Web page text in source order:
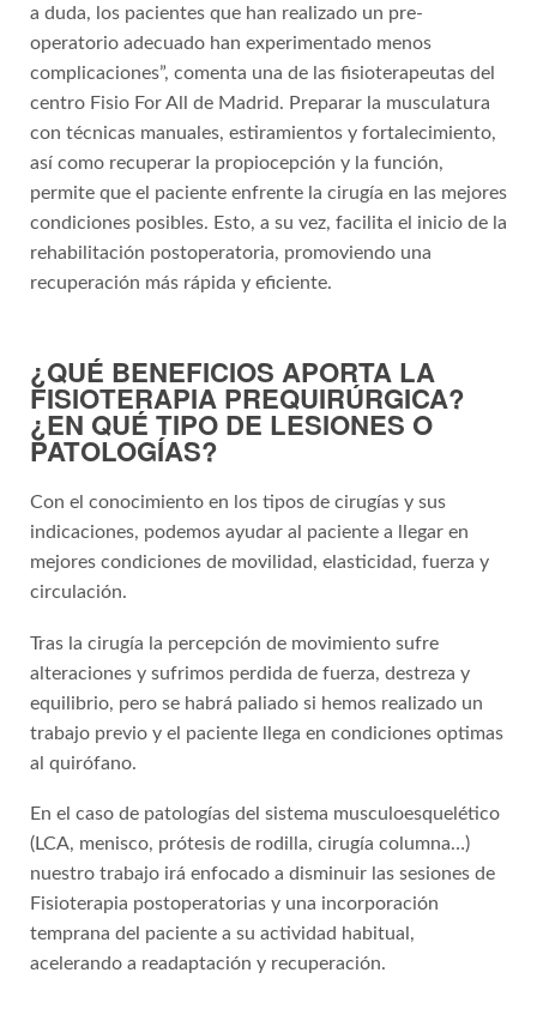
a duda, los pacientes que han realizado un pre-
operatorio adecuado han experimentado menos
complicaciones”, comenta una de las fisioterapeutas del
centro Fisio For All de Madrid. Preparar la musculatura
con técnicas manuales, estiramientos y fortalecimiento,
así como recuperar la propiocepción y la función,
permite que el paciente enfrente la cirugía en las mejores
condiciones posibles. Esto, a su vez, facilita el inicio de la
rehabilitación postoperatoria, promoviendo una
recuperación más rápida y eficiente.
¿QUÉ BENEFICIOS APORTA LA
FISIOTERAPIA PREQUIRÚRGICA?
¿EN QUÉ TIPO DE LESIONES O
PATOLOGÍAS?
Con el conocimiento en los tipos de cirugías y sus
indicaciones, podemos ayudar al paciente a llegar en
mejores condiciones de movilidad, elasticidad, fuerza y
circulación.
Tras la cirugía la percepción de movimiento sufre
alteraciones y sufrimos perdida de fuerza, destreza y
equilibrio, pero se habrá paliado si hemos realizado un
trabajo previo y el paciente llega en condiciones optimas
al quirófano.
En el caso de patologías del sistema musculoesquelético
(LCA, menisco, prótesis de rodilla, cirugía columna…)
nuestro trabajo irá enfocado a disminuir las sesiones de
Fisioterapia postoperatorias y una incorporación
temprana del paciente a su actividad habitual,
acelerando a readaptación y recuperación.